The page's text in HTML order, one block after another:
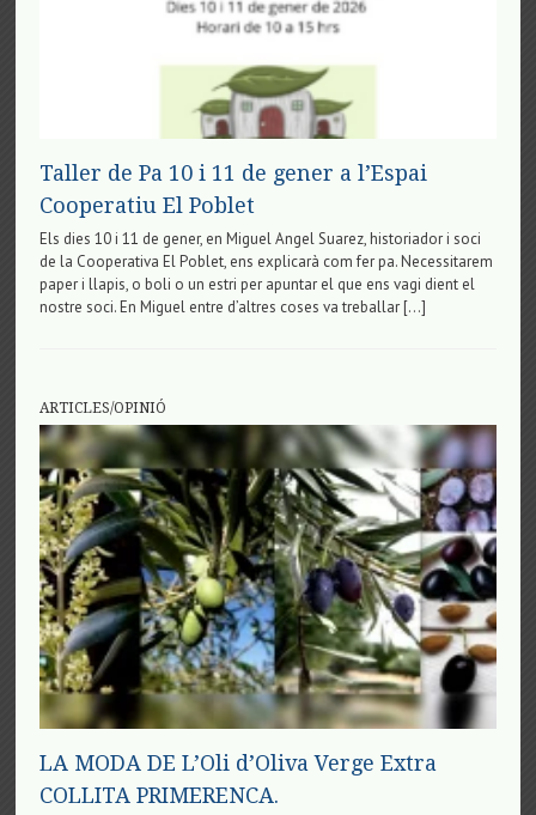
Taller de Pa 10 i 11 de gener a l’Espai
Cooperatiu El Poblet
Els dies 10 i 11 de gener, en Miguel Angel Suarez, historiador i soci
de la Cooperativa El Poblet, ens explicarà com fer pa. Necessitarem
paper i llapis, o boli o un estri per apuntar el que ens vagi dient el
nostre soci. En Miguel entre d’altres coses va treballar […]
ARTICLES/OPINIÓ
LA MODA DE L’Oli d’Oliva Verge Extra
COLLITA PRIMERENCA.